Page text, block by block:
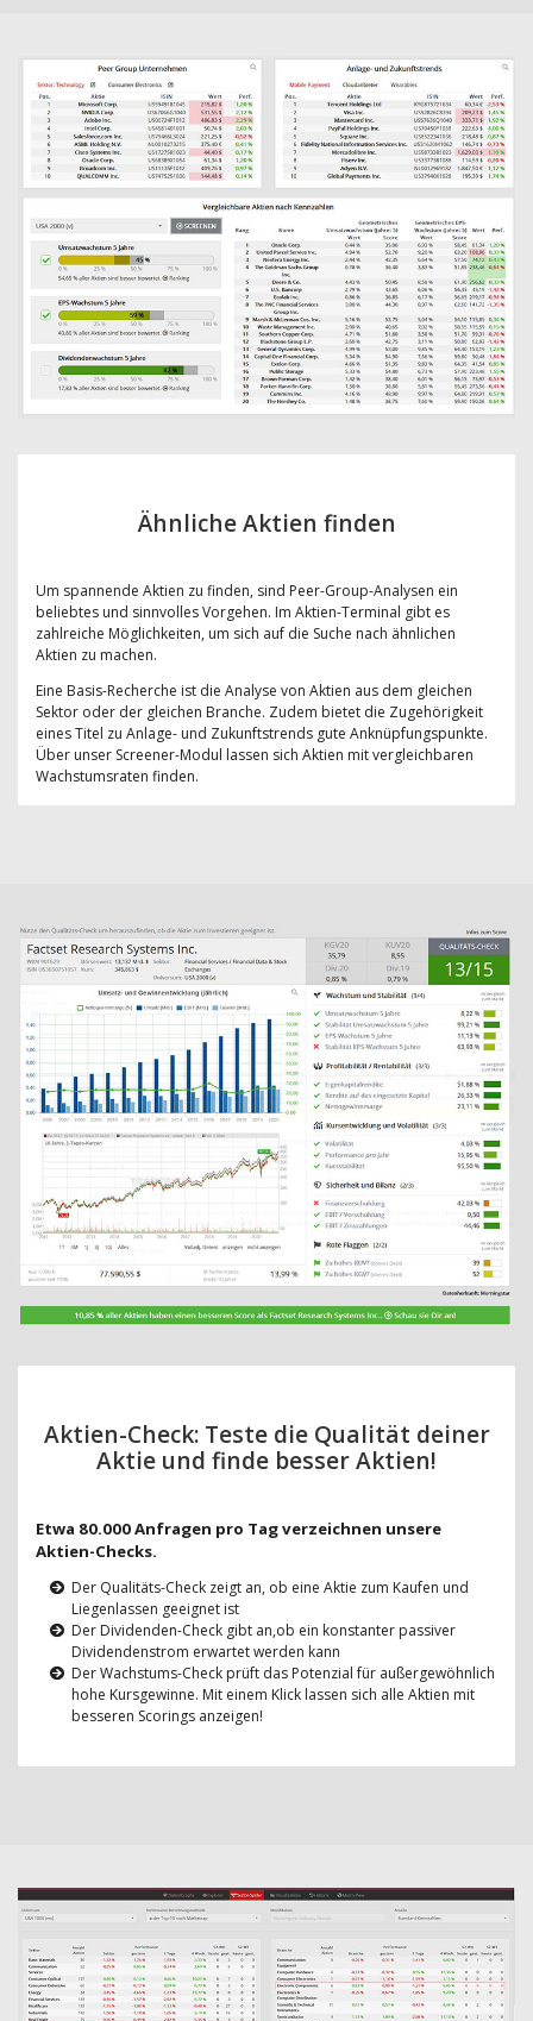
Ähnliche Aktien finden
Um spannende Aktien zu finden, sind Peer-Group-Analysen ein
beliebtes und sinnvolles Vorgehen. Im Aktien-Terminal gibt es
zahlreiche Möglichkeiten, um sich auf die Suche nach ähnlichen
Aktien zu machen.
Eine Basis-Recherche ist die Analyse von Aktien aus dem gleichen
Sektor oder der gleichen Branche. Zudem bietet die Zugehörigkeit
eines Titel zu Anlage- und Zukunftstrends gute Anknüpfungspunkte.
Über unser Screener-Modul lassen sich Aktien mit vergleichbaren
Wachstumsraten finden.
Aktien-Check: Teste die Qualität deiner
Aktie und finde besser Aktien!
Etwa 80.000 Anfragen pro Tag verzeichnen unsere
Aktien-Checks.
Der Qualitäts-Check zeigt an, ob eine Aktie zum Kaufen und
Liegenlassen geeignet ist
Der Dividenden-Check gibt an,ob ein konstanter passiver
Dividendenstrom erwartet werden kann
Der Wachstums-Check prüft das Potenzial für außergewöhnlich
hohe Kursgewinne. Mit einem Klick lassen sich alle Aktien mit
besseren Scorings anzeigen!